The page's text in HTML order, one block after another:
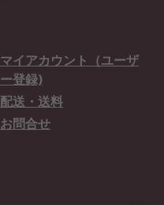
マイアカウント（ユーザ
ー登録)
配送・送料
お問合せ